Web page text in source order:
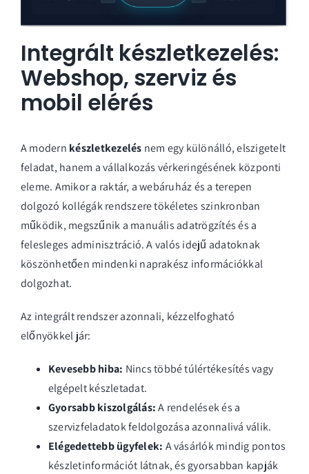
Integrált készletkezelés:
Webshop, szerviz és
mobil elérés
A modern készletkezelés nem egy különálló, elszigetelt
feladat, hanem a vállalkozás vérkeringésének központi
eleme. Amikor a raktár, a webáruház és a terepen
dolgozó kollégák rendszere tökéletes szinkronban
működik, megszűnik a manuális adatrögzítés és a
felesleges adminisztráció. A valós idejű adatoknak
köszönhetően mindenki naprakész információkkal
dolgozhat.
Az integrált rendszer azonnali, kézzelfogható
előnyökkel jár:
Kevesebb hiba: Nincs többé túlértékesítés vagy
elgépelt készletadat.
Gyorsabb kiszolgálás:A rendelések és a
szervizfeladatok feldolgozása azonnalivá válik.
Elégedettebb ügyfelek: A vásárlók mindig pontos
készletinformációt látnak, és gyorsabban kapják